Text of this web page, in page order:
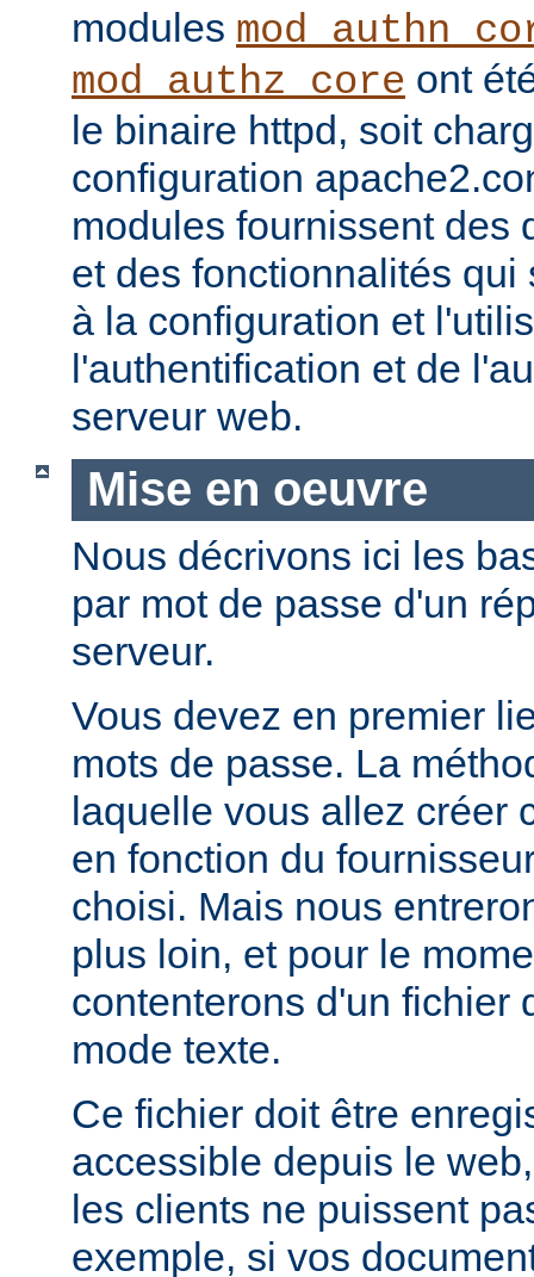
modules
mod_authz_core ont
le binaire httpd, soit
configuration
modules fournissent des
et des fonctionnalités
à la configuration et
l'authentification et de
serveur web.
Mise en oeuvre
Nous décrivons ici les
par mot de passe d'un
serveur.
Vous devez en premier
mots de passe. La
laquelle vous allez créer
en fonction du
choisi. Mais nous
plus loin, et pour le
contenterons d'un fichier
mode texte.
Ce fichier doit être
accessible depuis le
les clients ne puissent
exemple, si vos